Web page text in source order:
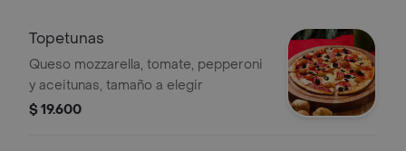
Topetunas
Queso mozzarella, tomate, pepperoni
y aceitunas, tamaño a elegir
$ 19.600